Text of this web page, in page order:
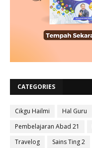
CATEGORIES
Cikgu Hailmi Hal Guru
Pembelajaran Abad 21
Travelog
Sains Ting 2